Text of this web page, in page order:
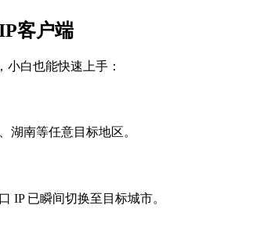
客户端
白也能快速上手：
湖南等任意目标地区。
IP 已瞬间切换至目标城市。